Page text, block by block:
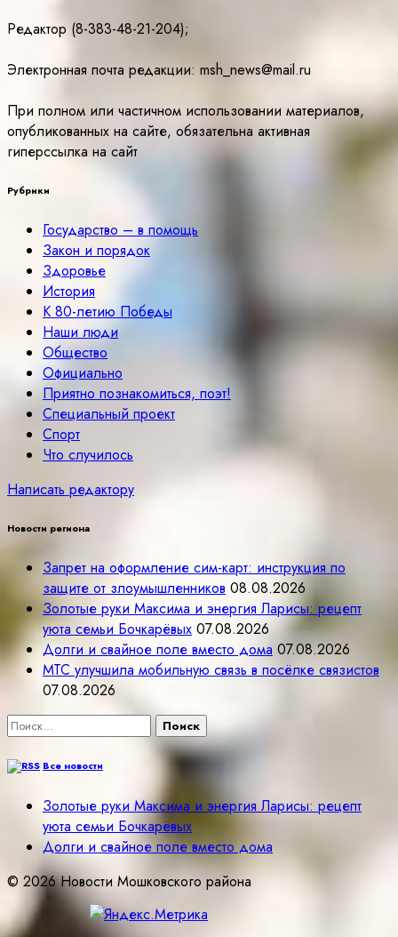
Редактор (8-383-48-21-204);
Электронная почта редакции: msh_news@mail.ru
При полном или частичном использовании материалов,
опубликованных на сайте, обязательна активная
гиперссылка на сайт
Рубрики
Государство – в помощь
Закон и порядок
Здоровье
История
К 80-летию Победы
Наши люди
Общество
Официально
Приятно познакомиться, поэт!
Специальный проект
Спорт
Что случилось
Написать редактору
Новости региона
Запрет на оформление сим-карт: инструкция по
защите от злоумышленников 08.08.2026
Золотые руки Максима и энергия Ларисы: рецепт
уюта семьи Бочкарёвых 07.08.2026
Долги и свайное поле вместо дома 07.08.2026
МТС улучшила мобильную связь в посёлке связистов
07.08.2026
Найти:
Все новости
Золотые руки Максима и энергия Ларисы: рецепт
уюта семьи Бочкарёвых
Долги и свайное поле вместо дома
© 2026 Новости Мошковского района